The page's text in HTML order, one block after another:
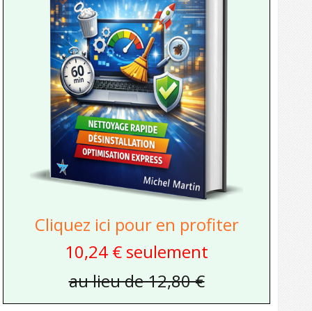
Cliquez ici pour en profiter
10,24 € seulement
au lieu de 12,80 €